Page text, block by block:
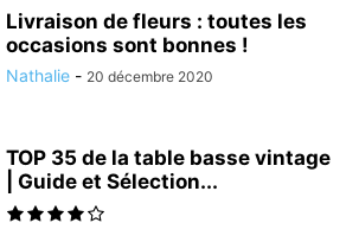
Livraison de fleurs : toutes les
occasions sont bonnes !
Nathalie - 20 décembre 2020
TOP 35 de la table basse vintage
| Guide et Sélection...